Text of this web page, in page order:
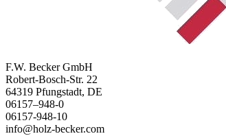
F.W. Becker GmbH
Robert-Bosch-Str. 22
64319 Pfungstadt, DE
06157–948-0
06157-948-10
info@holz-becker.com